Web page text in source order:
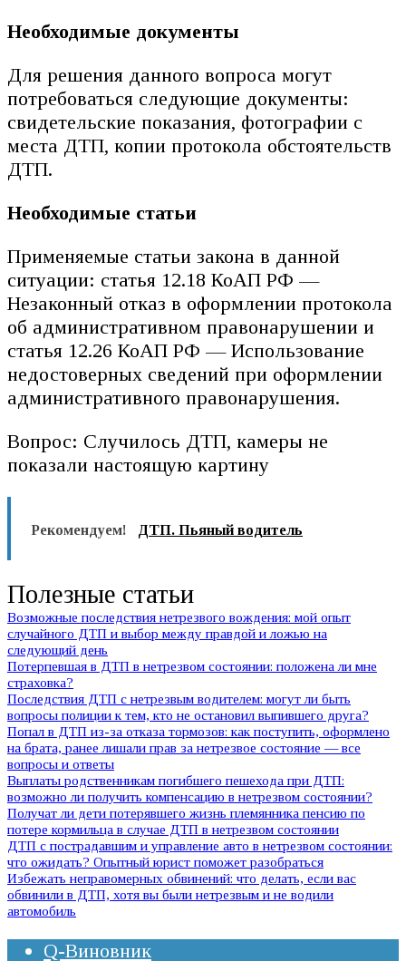
Необходимые документы
Для решения данного вопроса могут
потребоваться следующие документы:
свидетельские показания, фотографии с
места ДТП, копии протокола обстоятельств
ДТП.
Необходимые статьи
Применяемые статьи закона в данной
ситуации: статья 12.18 КоАП РФ —
Незаконный отказ в оформлении протокола
об административном правонарушении и
статья 12.26 КоАП РФ — Использование
недостоверных сведений при оформлении
административного правонарушения.
Вопрос: Случилось ДТП, камеры не
показали настоящую картину
Рекомендуем! ДТП. Пьяный водитель
Полезные статьи
Возможные последствия нетрезвого вождения: мой опыт
случайного ДТП и выбор между правдой и ложью на
следующий день
Потерпевшая в ДТП в нетрезвом состоянии: положена ли мне
страховка?
Последствия ДТП с нетрезвым водителем: могут ли быть
вопросы полиции к тем, кто не остановил выпившего друга?
Попал в ДТП из-за отказа тормозов: как поступить, оформлено
на брата, ранее лишали прав за нетрезвое состояние — все
вопросы и ответы
Выплаты родственникам погибшего пешехода при ДТП:
возможно ли получить компенсацию в нетрезвом состоянии?
Получат ли дети потерявшего жизнь племянника пенсию по
потере кормильца в случае ДТП в нетрезвом состоянии
ДТП с пострадавшим и управление авто в нетрезвом состоянии:
что ожидать? Опытный юрист поможет разобраться
Избежать неправомерных обвинений: что делать, если вас
обвинили в ДТП, хотя вы были нетрезвым и не водили
автомобиль
Q-Виновник